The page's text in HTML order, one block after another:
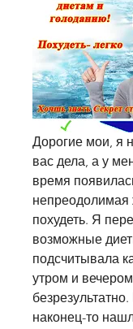
Дорогие мои, я
вас дела, а у
время
похудеть. Я
возможные
подсчитывала
утром и
наконец-то